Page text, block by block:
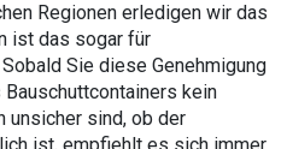
Regionen erledigen wir das
ist das sogar für
Sie diese Genehmigung
kein
unsicher sind, ob der